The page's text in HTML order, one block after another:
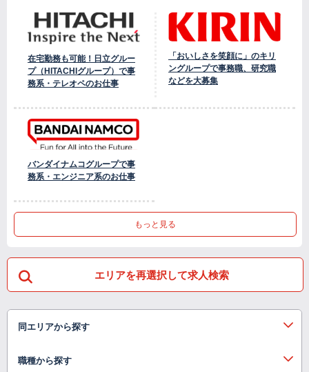
在宅勤務も可能！日立グルー
プ（HITACHIグループ）で事
務系・テレオペのお仕事
「おいしさを笑顔に」のキリ
ングループで事務職、研究職
などを大募集
バンダイナムコグループで事
務系・エンジニア系のお仕事
もっと見る
エリアを再選択して求人検索
同エリアから探す
職種から探す